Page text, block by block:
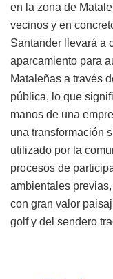
en la zona de
vecinos y en
Santander llevará a
aparcamiento para
Mataleñas a través
pública, lo que
manos de una
una transformación
utilizado por la
procesos de
ambientales
con gran valor
golf y del sendero